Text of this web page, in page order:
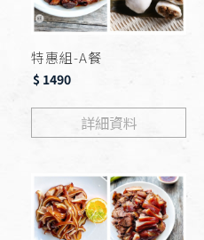
特惠組-A餐
$ 1490
詳細資料